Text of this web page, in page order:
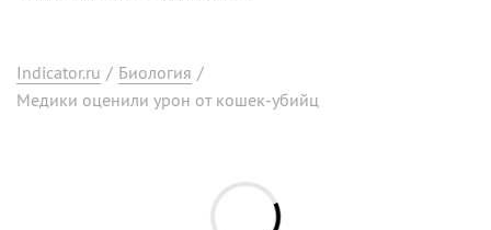
Indicator.ru / Биология /
Медики оценили урон от кошек-убийц